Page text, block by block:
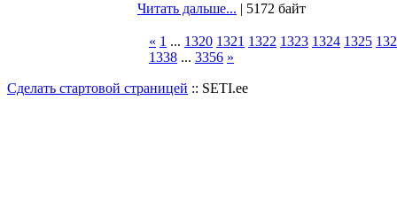
Читать дальше... | 5172 байт
« 1 ... 1320 1321 1322 1323 1324 1325
1338 ... 3356 »
Сделать стартовой страницей :: SETI.ee